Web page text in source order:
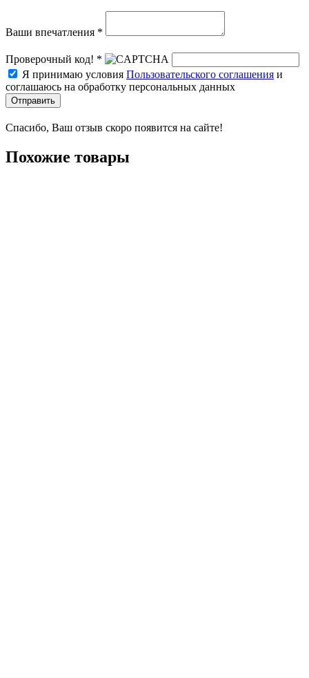
Ваши впечатления *
Проверочный код! *
Я принимаю условия Пользовательского соглашения и
соглашаюсь на обработку персональных данных
Отправить
Спасибо, Ваш отзыв скоро появится на сайте!
Похожие товары